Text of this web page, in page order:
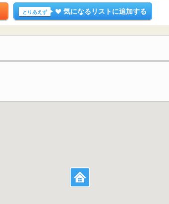
とりあえず 気になるリストに追加する